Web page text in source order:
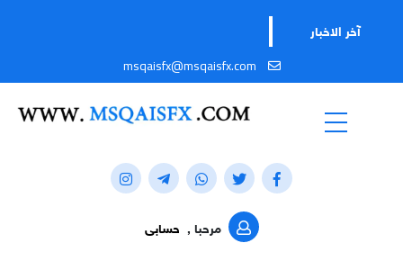
آخر الاخبار
msqaisfx@msqaisfx.com
مرحبا , حسابى